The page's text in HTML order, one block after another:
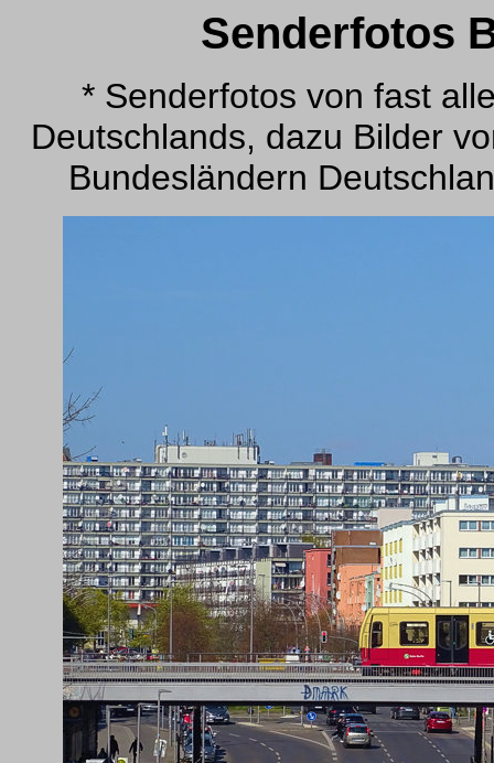
Senderfotos
* Senderfotos von fast
Deutschlands, dazu Bilder
Bundesländern